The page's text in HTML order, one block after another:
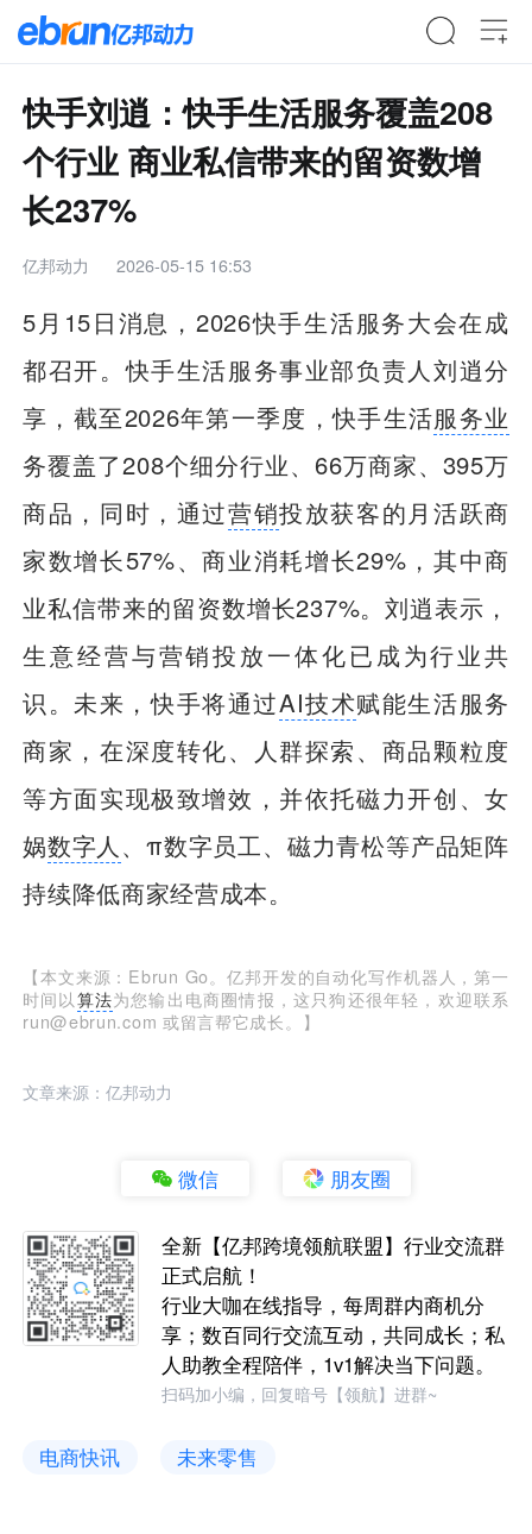
快手刘逍：快手生活服务覆盖208
个行业 商业私信带来的留资数增
长237%
亿邦动力 2026-05-15 16:53
5月15日消息，2026快手生活服务大会在成
都召开。快手生活服务事业部负责人刘逍分
享，截至2026年第一季度，快手生活服务业
务覆盖了208个细分行业、66万商家、395万
商品，同时，通过营销投放获客的月活跃商
家数增长57%、商业消耗增长29%，其中商
业私信带来的留资数增长237%。刘逍表示，
生意经营与营销投放一体化已成为行业共
识。未来，快手将通过AI技术赋能生活服务
商家，在深度转化、人群探索、商品颗粒度
等方面实现极致增效，并依托磁力开创、女
娲数字人 、π数字员工、磁力青松等产品矩阵
持续降低商家经营成本。
【本文来源：Ebrun Go。亿邦开发的自动化写作机器人，第一
时间以 算法为您输出电商圈情报，这只狗还很年轻，欢迎联系
run@ebrun.com 或留言帮它成长。】
文章来源：亿邦动力
微信 朋友圈
全新【亿邦跨境领航联盟】行业交流群
正式启航！
行业大咖在线指导，每周群内商机分
享；数百同行交流互动，共同成长；私
人助教全程陪伴，1v1解决当下问题。
扫码加小编，回复暗号【领航】进群~
电商快讯 未来零售